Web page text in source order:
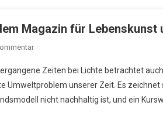
Magazin für
Zu
Bei
Flowstate,
Dem
Zeiten bei Lichte betrachtet
Umweltproblem unserer Zeit. Es
nicht nachhaltig ist, und ein